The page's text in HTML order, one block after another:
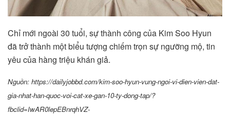
Chỉ mới ngoài 30 tuổi, sự thành công của Kim Soo Hyun
đã trở thành một biểu tượng chiếm trọn sự ngưỡng mộ, tin
yêu của hàng triệu khán giả.
Nguồn: https://dailyjobbd.com/kim-soo-hyun-vung-ngoi-vi-dien-vien-dat-
gia-nhat-han-quoc-voi-cat-xe-gan-10-ty-dong-tap/?
fbclid=IwAR0lepEBnrqhVZ-